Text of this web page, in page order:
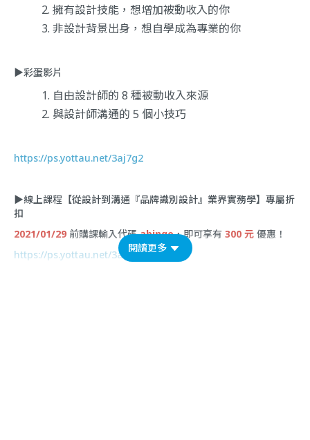
擁有設計技能，想增加被動收入的你
非設計背景出身，想自學成為專業的你
▶彩蛋影片
自由設計師的 8 種被動收入來源
與設計師溝通的 5 個小技巧
https://ps.yottau.net/3aj7g2
▶線上課程 【從設計到溝通『品牌識別設計』業界實務學】專屬折
扣
2021/01/29 前購課輸入代碼abingo，即可享有 300 元 優惠！
https://ps.yottau.net/3ag55j
閱讀更多